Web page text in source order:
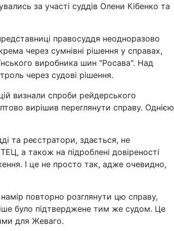
за участі суддів Олени Кібенко та
правосуддя неодноразово
через сумнівні рішення у справах,
виробника шин "Росава". Над
через судові рішення.
визнали спроби рейдерського
вирішив переглянути справу. Однією
та реєстратори, здається, не
а також на підроблені довіреності
І це не просто так, адже очевидно,
повторно розглянути цю справу,
було підтверджене тим же судом. Це
для Жеваго.